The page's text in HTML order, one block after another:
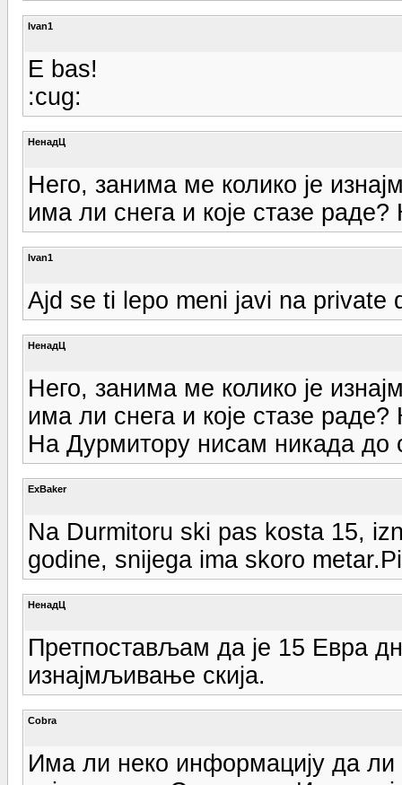
Ivan1
E bas!
:cug:
НенадЦ
Него, занима ме колико је
има ли снега и које стазе
Ivan1
Ajd se ti lepo meni javi na private
НенадЦ
Него, занима ме колико је
има ли снега и које стазе
На Дурмитору нисам никада до
ExBaker
Na Durmitoru ski pas kosta 15,
godine, snijega ima skoro
НенадЦ
Претпостављам да је 15 Евра
изнајмљивање скија.
Cobra
Има ли неко информацију да ли